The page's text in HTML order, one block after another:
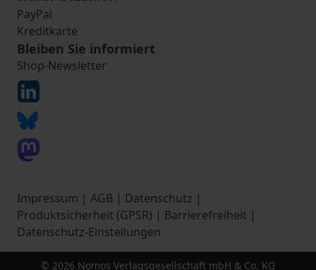
PayPal
Kreditkarte
Bleiben Sie informiert
Shop-Newsletter
Impressum | AGB | Datenschutz |
Produktsicherheit (GPSR) | Barrierefreiheit |
Datenschutz-Einstellungen
© 2026 Nomos Verlagsgesellschaft mbH & Co. KG